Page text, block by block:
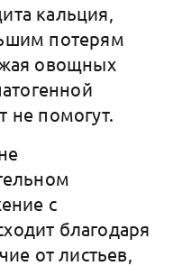
кальция,
потерям
овощных
не помогут.
с
благодаря
от листьев,